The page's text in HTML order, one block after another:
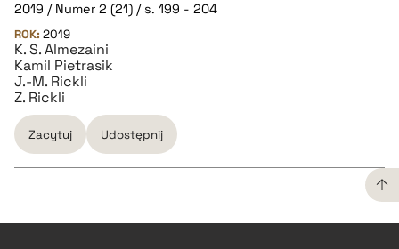
2019 / Numer 2 (21) / s. 199 - 204
ROK: 2019
K. S. Almezaini
Kamil Pietrasik
J.-M. Rickli
Z. Rickli
Zacytuj Udostępnij
CZYSTY TEKST